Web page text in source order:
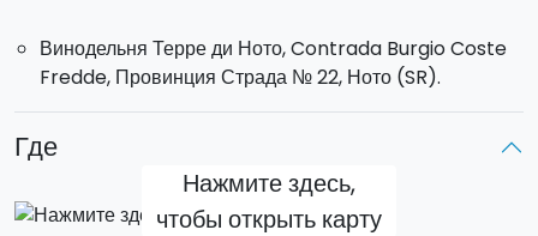
Винодельня Терре ди Ното, Contrada Burgio Coste
Fredde, Провинция Страда № 22, Ното (SR).
Где
Нажмите здесь,
чтобы открыть карту